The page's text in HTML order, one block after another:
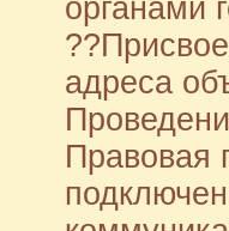
органами
адреса
Правовая